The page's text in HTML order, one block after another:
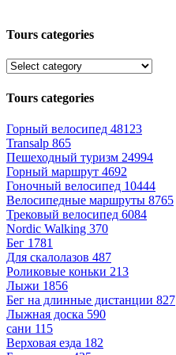
Tours categories
Tours categories
Горный велосипед 48123
Transalp 865
Пешеходный туризм 24994
Горный маршрут 4692
Гоночный велосипед 10444
Велосипедные маршруты 8765
Трековый велосипед 6084
Nordic Walking 370
Бег 1781
Для скалолазов 487
Роликовые коньки 213
Лыжи 1856
Бег на длинные дистанции 827
Лыжная доска 590
сани 115
Верховая езда 182